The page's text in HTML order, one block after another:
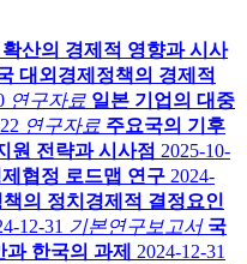
산의 경제적 영향과 시사
대외경제정책의 경제적
연구자료 일본 기업의 대중
연구자료 주요국의 기후
원 전략과 시사점 2025-10-
협정 로드맵 연구 2024-
의 정치경제적 결정요인
12-31 기본연구보고서 국
한국의 과제
2024-12-31